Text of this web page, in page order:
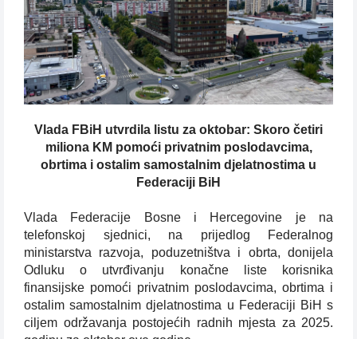
Vlada FBiH utvrdila listu za oktobar: Skoro četiri
miliona KM pomoći privatnim poslodavcima,
obrtima i ostalim samostalnim djelatnostima u
Federaciji BiH
Vlada Federacije Bosne i Hercegovine je na
telefonskoj sjednici, na prijedlog Federalnog
ministarstva razvoja, poduzetništva i obrta, donijela
Odluku o utvrđivanju konačne liste korisnika
finansijske pomoći privatnim poslodavcima, obrtima i
ostalim samostalnim djelatnostima u Federaciji BiH s
ciljem održavanja postojećih radnih mjesta za 2025.